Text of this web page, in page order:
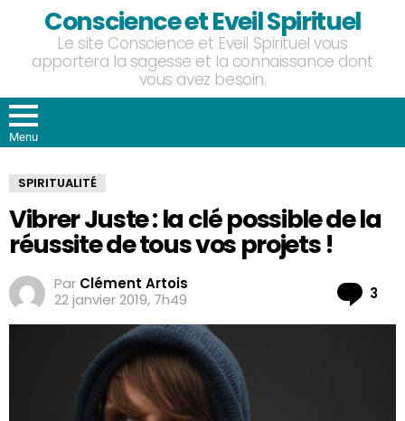
Conscience et Eveil Spirituel
Le site Conscience et Eveil Spirituel vous
apportera la sagesse et la connaissance dont
vous avez besoin.
Menu
SPIRITUALITÉ
Vibrer Juste : la clé possible de la
réussite de tous vos projets !
Par Clément Artois
22 janvier 2019, 7h49
3